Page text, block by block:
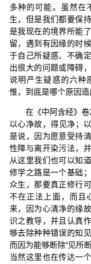
多种的可能。虽然在
生，但是我们都要保
是我现在的境界所能
留，遇到有因缘的时
于自己所疑惑、不确
出很大的问题或障碍
说明产生疑惑的六种
惟，到底是哪个原因造
在《中阿含经》
以心净故，得见净；
是说，因为愿意受持
性障与离开染污法，
从这里我们也可以知
修学之路是一个基础
众生，那要真正修行
不在正法上面，而且
来，因为心清净的缘
识之教导，并且认真
够去除种种错误的知
而因为能够断除“见所
当然这里也在传达一